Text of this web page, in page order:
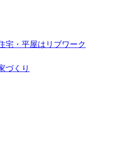
宅・平屋はリブワーク
づくり